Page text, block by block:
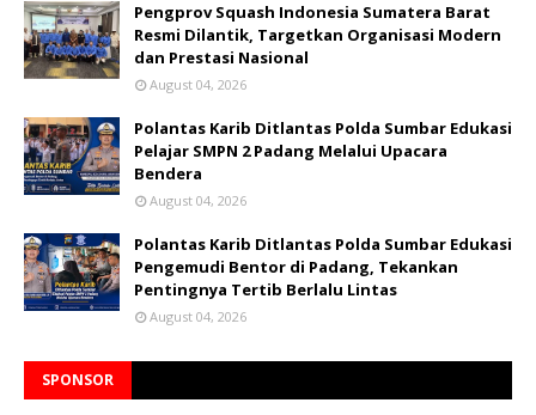
Pengprov Squash Indonesia Sumatera Barat
Resmi Dilantik, Targetkan Organisasi Modern
dan Prestasi Nasional
August 04, 2026
Polantas Karib Ditlantas Polda Sumbar Edukasi
Pelajar SMPN 2 Padang Melalui Upacara
Bendera
August 04, 2026
Polantas Karib Ditlantas Polda Sumbar Edukasi
Pengemudi Bentor di Padang, Tekankan
Pentingnya Tertib Berlalu Lintas
August 04, 2026
SPONSOR